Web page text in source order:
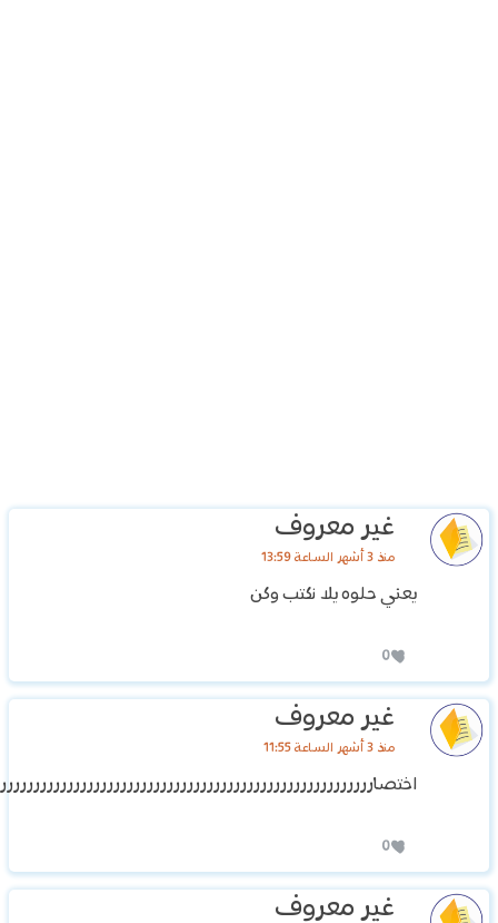
غير معروف
منذ 3 أشهر الساعة 13:59
يعني حلوه يلا نكتب وكن
0
غير معروف
منذ 3 أشهر الساعة 11:55
0
غير معروف